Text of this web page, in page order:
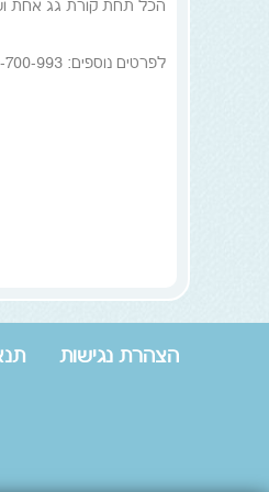
הכל תחת קורת גג אחת
לפרטים נוספים: 1-700-700-993
הצהרת נגישות